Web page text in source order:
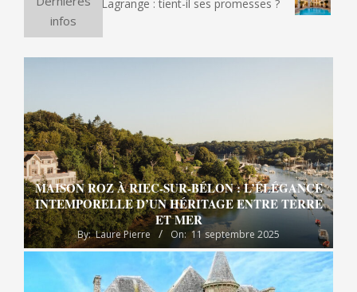
infos
Lagrange : tient-il ses promesses ? Et si vous
MAISON ROZ À RIEC-SUR-BÉLON : L’ÉLÉGANCE
INTEMPORELLE D’UN HÉRITAGE ENTRE TERRE
ET MER
By: Laure Pierre On: 11 septembre 2025